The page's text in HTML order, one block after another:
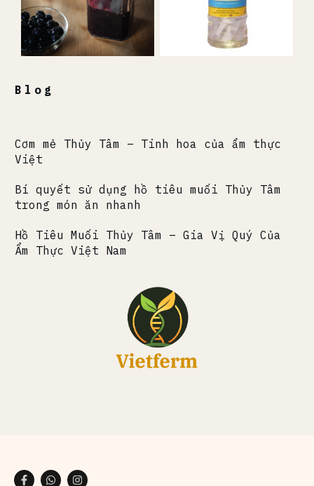
Blog
Cơm mẻ Thủy Tâm – Tinh hoa của ẩm thực
Việt
Bí quyết sử dụng hồ tiêu muối Thủy Tâm
trong món ăn nhanh
Hồ Tiêu Muối Thủy Tâm – Gia Vị Quý Của
Ẩm Thực Việt Nam